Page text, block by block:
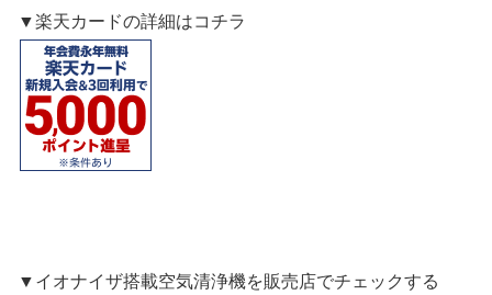
▼楽天カードの詳細はコチラ
▼イオナイザ搭載空気清浄機を販売店でチェックする